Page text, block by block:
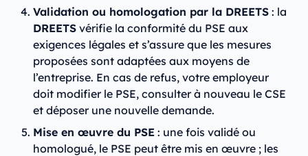
Validation ou homologation par la DREETS : la
DREETS vérifie la conformité du PSE aux
exigences légales et s’assure que les mesures
proposées sont adaptées aux moyens de
l’entreprise. En cas de refus, votre employeur
doit modifier le PSE, consulter à nouveau le CSE
et déposer une nouvelle demande.
Mise en œuvre du PSE : une fois validé ou
homologué, le PSE peut être mis en œuvre ; les